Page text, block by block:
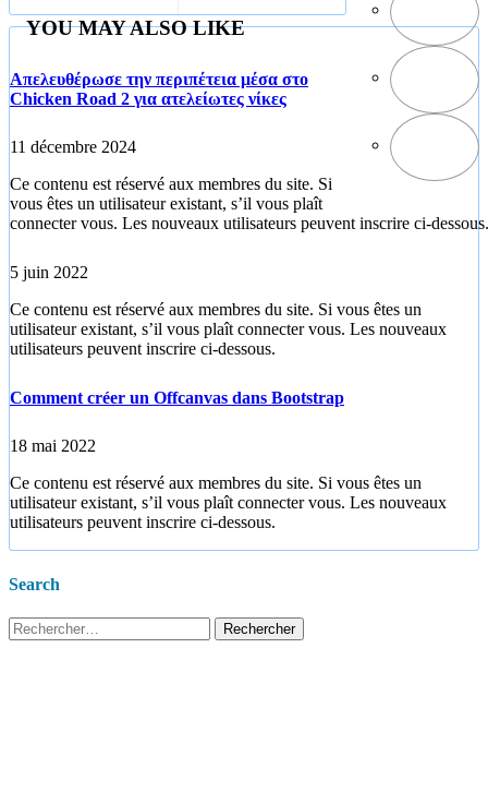
YOU MAY ALSO LIKE
Απελευθέρωσε την περιπέτεια μέσα στο
Chicken Road 2 για ατελείωτες νίκες
11 décembre 2024
Ce contenu est réservé aux membres du site. Si
vous êtes un utilisateur existant, s’il vous plaît
connecter vous. Les nouveaux utilisateurs peuvent inscrire ci-dessous.
5 juin 2022
Ce contenu est réservé aux membres du site. Si vous êtes un
utilisateur existant, s’il vous plaît connecter vous. Les nouveaux
utilisateurs peuvent inscrire ci-dessous.
Comment créer un Offcanvas dans Bootstrap
18 mai 2022
Ce contenu est réservé aux membres du site. Si vous êtes un
utilisateur existant, s’il vous plaît connecter vous. Les nouveaux
utilisateurs peuvent inscrire ci-dessous.
Search
Rechercher :